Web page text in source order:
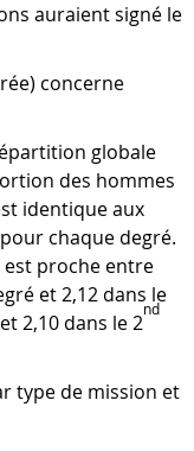
auraient signé le
concerne
globale
des hommes
identique aux
chaque degré.
proche entre
et 2,12 dans le
2,10 dans le 2
nd
type de mission et